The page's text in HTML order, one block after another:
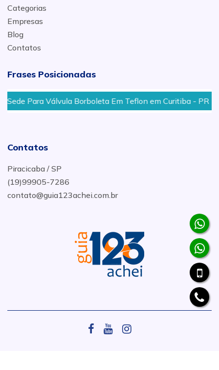
Categorias
Empresas
Blog
Contatos
Frases Posicionadas
Para Válvula Borboleta Em Teflon em Curitiba - PR
Contatos
Piracicaba / SP
(19)99905-7286
contato@guia123achei.com.br